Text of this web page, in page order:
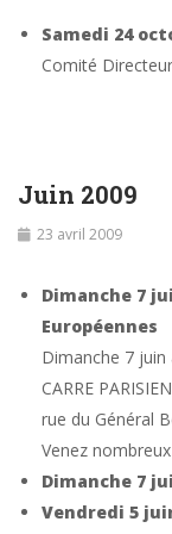
Samedi 24
Comité
Juin 2009
23 avril 2009
Dimanche 7
Européennes
Dimanche 7 juin
CARRE PARISIEN
rue du Général
Venez
Dimanche 7
Vendredi 5